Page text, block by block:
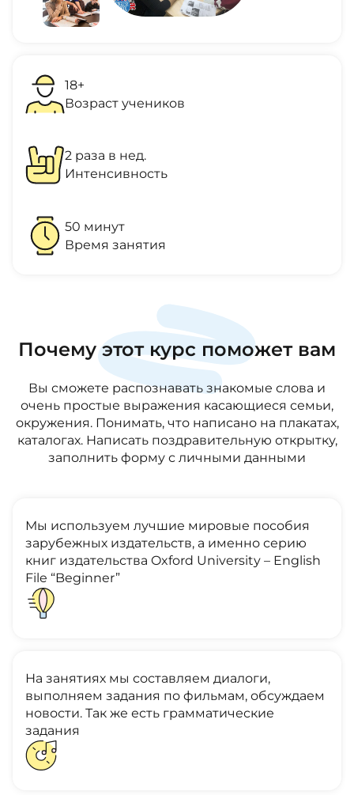
18+
Возраст учеников
2 раза в нед.
Интенсивность
50 минут
Время занятия
Почему этот курс поможет вам
Вы сможете распознавать знакомые слова и
очень простые выражения касающиеся семьи,
окружения. Понимать, что написано на плакатах,
каталогах. Написать поздравительную открытку,
заполнить форму с личными данными
Мы используем лучшие мировые пособия
зарубежных издательств, а именно серию
книг издательства Oxford University – English
File “Beginner”
На занятиях мы составляем диалоги,
выполняем задания по фильмам, обсуждаем
новости. Так же есть грамматические
задания